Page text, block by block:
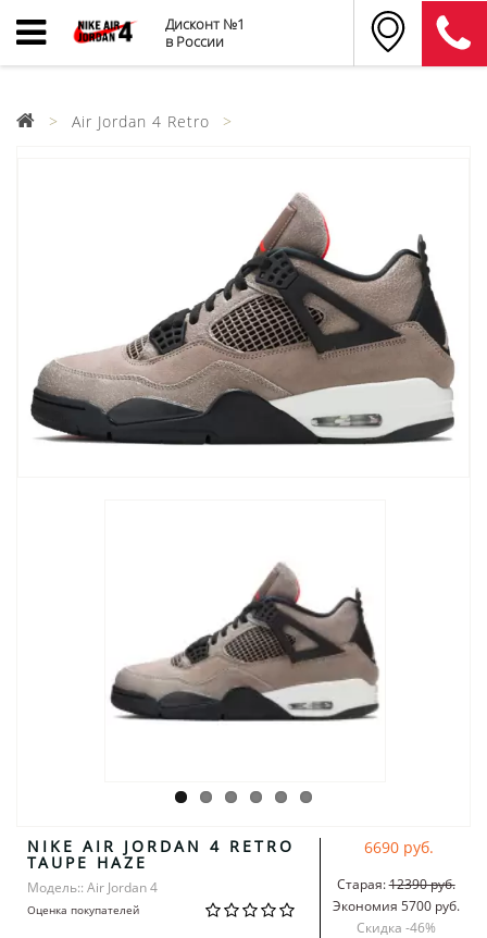
Дисконт №1
в России
Air Jordan 4 Retro
NIKE AIR JORDAN 4 RETRO
TAUPE HAZE
Модель:: Air Jordan 4
Оценка покупателей
6690 руб.
Старая:12390 руб.
Экономия 5700 руб.
Скидка -46%